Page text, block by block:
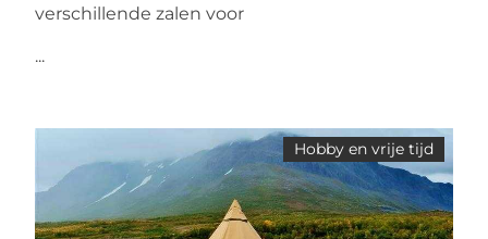
verschillende zalen voor
...
Hobby en vrije tijd